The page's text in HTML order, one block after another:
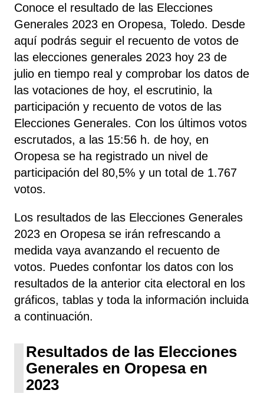
Conoce el resultado de las Elecciones
Generales 2023 en Oropesa, Toledo. Desde
aquí podrás seguir el recuento de votos de
las elecciones generales 2023 hoy 23 de
julio en tiempo real y comprobar los datos de
las votaciones de hoy, el escrutinio, la
participación y recuento de votos de las
Elecciones Generales. Con los últimos votos
escrutados, a las 15:56 h. de hoy, en
Oropesa se ha registrado un nivel de
participación del 80,5% y un total de 1.767
votos.
Los resultados de las Elecciones Generales
2023 en Oropesa se irán refrescando a
medida vaya avanzando el recuento de
votos. Puedes confontar los datos con los
resultados de la anterior cita electoral en los
gráficos, tablas y toda la información incluida
a continuación.
Resultados de las Elecciones
Generales en Oropesa en
2023